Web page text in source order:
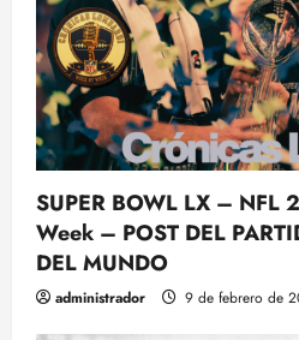
SUPER BOWL LX – NFL
Week – POST DEL
DEL MUNDO
administrador 9 de febrero de